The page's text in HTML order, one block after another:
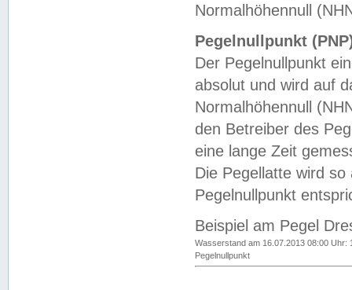
Normalhöhennull
Pegelnullpunkt
Der Pegelnullpunkt
absolut und wird auf
Normalhöhennull
den Betreiber des
eine lange Zeit
Die Pegellatte wird
Pegelnullpunkt
Beispiel am Pegel
Wasserstand am 16.07.2013 08:00 Uhr:
Pegelnullpunkt